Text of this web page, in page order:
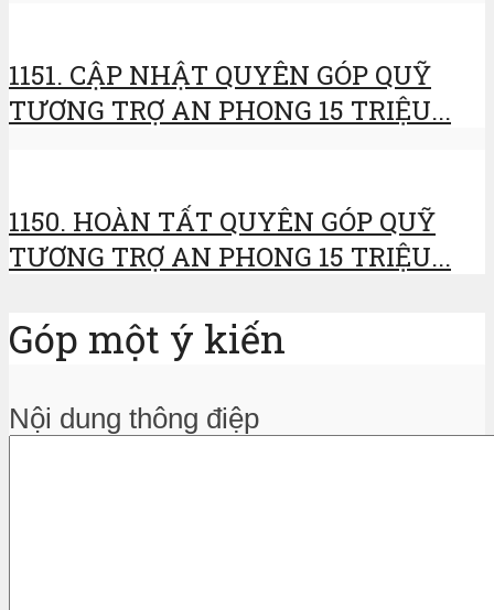
1151. CẬP NHẬT QUYÊN GÓP QUỸ
TƯƠNG TRỢ AN PHONG 15 TRIỆU...
1150. HOÀN TẤT QUYÊN GÓP QUỸ
TƯƠNG TRỢ AN PHONG 15 TRIỆU...
Góp một ý kiến
Nội dung thông điệp